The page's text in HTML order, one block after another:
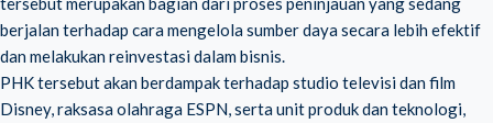
berjalan terhadap cara mengelola sumber daya secara lebih efektif
dan melakukan reinvestasi dalam bisnis.
PHK tersebut akan berdampak terhadap studio televisi dan film
Disney, raksasa olahraga ESPN, serta unit produk dan teknologi,